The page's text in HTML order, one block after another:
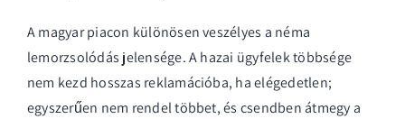
A magyar piacon különösen veszélyes a néma
lemorzsolódás jelensége. A hazai ügyfelek többsége
nem kezd hosszas reklamációba, ha elégedetlen;
egyszerűen nem rendel többet, és csendben átmegy a